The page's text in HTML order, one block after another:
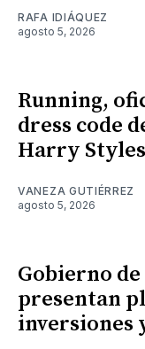
RAFA IDIÁQUEZ
agosto 5, 2026
Running,
dress code
Harry Styles
VANEZA GUTIÉRREZ
agosto 5, 2026
Gobierno
presentan
inversiones